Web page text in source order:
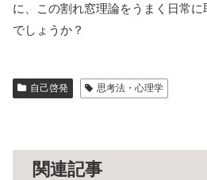
に、この割れ窓理論をうまく日常
でしょうか？
自己啓発 思考法・心理学
関連記事